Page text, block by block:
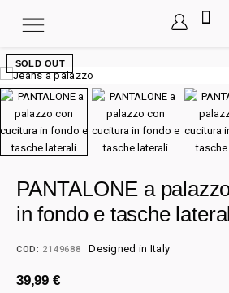
SOLD OUT
PANTALONE a
in fondo e tasche
COD: 2149688 Designed in Italy
39,99 €